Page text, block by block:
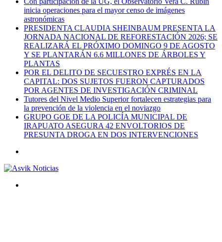
inicia operaciones para el mayor censo de imágenes
astronómicas
PRESIDENTA CLAUDIA SHEINBAUM PRESENTA LA
JORNADA NACIONAL DE REFORESTACIÓN 2026; SE
REALIZARÁ EL PRÓXIMO DOMINGO 9 DE AGOSTO
Y SE PLANTARÁN 6.6 MILLONES DE ÁRBOLES Y
PLANTAS
POR EL DELITO DE SECUESTRO EXPRÉS EN LA
CAPITAL: DOS SUJETOS FUERON CAPTURADOS
POR AGENTES DE INVESTIGACIÓN CRIMINAL
Tutores del Nivel Medio Superior fortalecen estrategias para
la prevención de la violencia en el noviazgo
GRUPO GOE DE LA POLICÍA MUNICIPAL DE
IRAPUATO ASEGURA 42 ENVOLTORIOS DE
PRESUNTA DROGA EN DOS INTERVENCIONES